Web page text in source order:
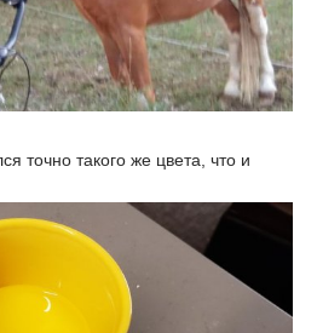
точно такого же цвета, что и